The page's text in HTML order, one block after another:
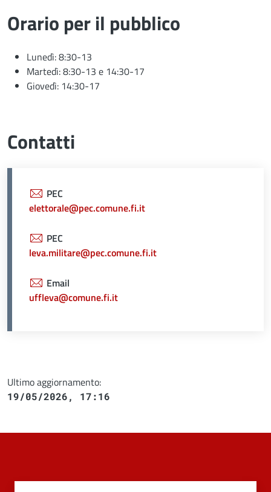
Orario per il pubblico
Lunedì: 8:30-13
Martedì: 8:30-13 e 14:30-17
Giovedì: 14:30-17
Contatti
PEC
elettorale@pec.comune.fi.it
PEC
leva.militare@pec.comune.fi.it
Email
uffleva@comune.fi.it
Ultimo aggiornamento:
19/05/2026, 17:16